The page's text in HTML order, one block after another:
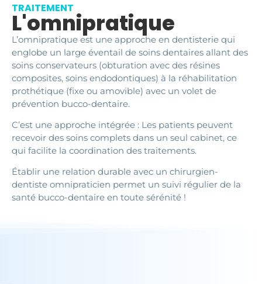
TRAITEMENT
L'omnipratique
L’omnipratique est une approche en dentisterie qui
englobe un large éventail de soins dentaires allant des
soins conservateurs (obturation avec des résines
composites, soins endodontiques) à la réhabilitation
prothétique (fixe ou amovible) avec un volet de
prévention bucco-dentaire.
C’est une approche intégrée : Les patients peuvent
recevoir des soins complets dans un seul cabinet, ce
qui facilite la coordination des traitements.
Établir une relation durable avec un chirurgien-
dentiste omnipraticien permet un suivi régulier de la
santé bucco-dentaire en toute sérénité !